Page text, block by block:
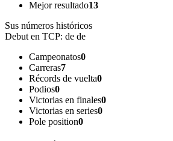
Mejor resultado13
Sus números históricos
Debut en TCP: de de
Campeonatos0
Carreras7
Récords de vuelta0
Podios0
Victorias en finales0
Victorias en series0
Pole position0